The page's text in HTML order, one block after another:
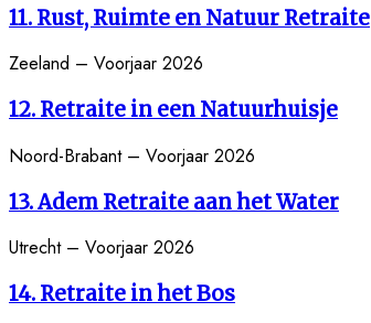
11. Rust, Ruimte en Natuur Retraite
Zeeland – Voorjaar 2026
12. Retraite in een Natuurhuisje
Noord-Brabant – Voorjaar 2026
13. Adem Retraite aan het Water
Utrecht – Voorjaar 2026
14. Retraite in het Bos